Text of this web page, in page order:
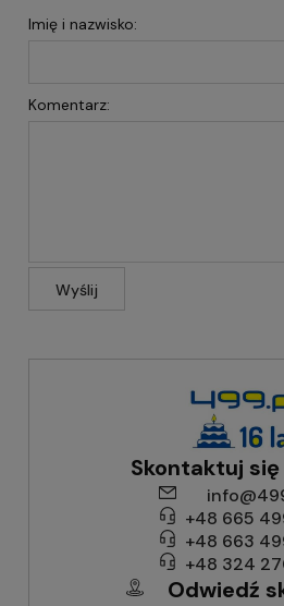
Imię i nazwisko:
Komentarz:
Wyślij
Skontaktuj się
+48 665
+48 663
+48 324
Odwiedź